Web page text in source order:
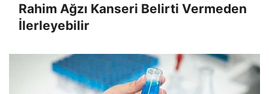
Rahim Ağzı Kanseri Belirti Vermeden
İlerleyebilir